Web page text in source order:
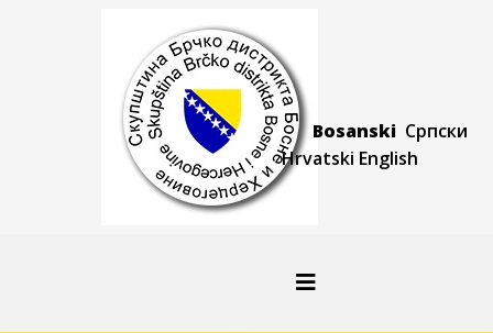
Bosanski Српски
Hrvatski English